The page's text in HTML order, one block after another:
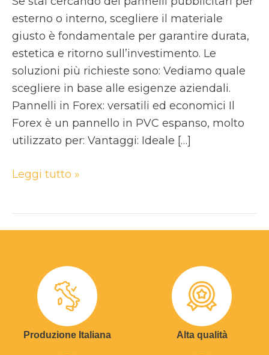
esterno o interno, scegliere il materiale
giusto è fondamentale per garantire durata,
estetica e ritorno sull’investimento. Le
soluzioni più richieste sono: Vediamo quale
scegliere in base alle esigenze aziendali.
Pannelli in Forex: versatili ed economici Il
Forex è un pannello in PVC espanso, molto
utilizzato per: Vantaggi: Ideale […]
Leggi tutto »
Produzione Italiana Alta qualità